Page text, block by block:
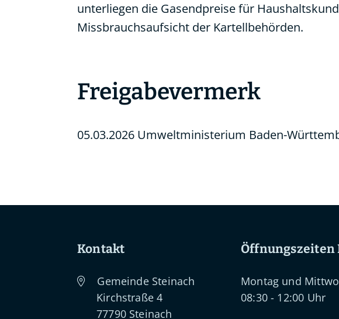
unterliegen die Gasendpreise für
Missbrauchsaufsicht der Kartellbehörden.
Freigabevermerk
05.03.2026 Umweltministerium Baden-
Kontakt
Gemeinde Steinach
Kirchstraße 4
77790 Steinach
Öffnungszeiten
Montag und
08:30 - 12:00 Uhr